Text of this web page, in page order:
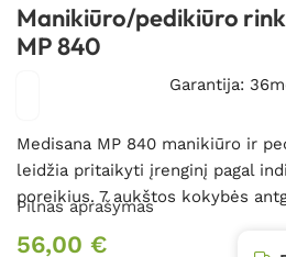
Manikiūro/pedikiūro
MP 840
Garantija:
Medisana MP 840 manikiūro ir
leidžia pritaikyti įrenginį pagal
poreikius. 7 aukštos kokybės
Pilnas aprašymas
56,00 €